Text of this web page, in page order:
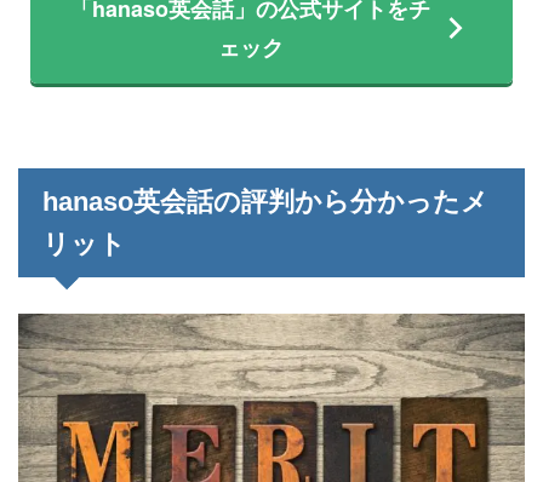
「hanaso英会話」の公式サイトをチ
ェック
hanaso英会話の評判から分かったメ
リット